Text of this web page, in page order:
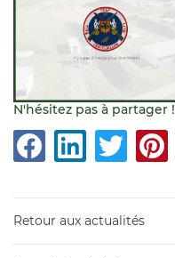
N'hésitez pas à partager !
Retour aux actualités